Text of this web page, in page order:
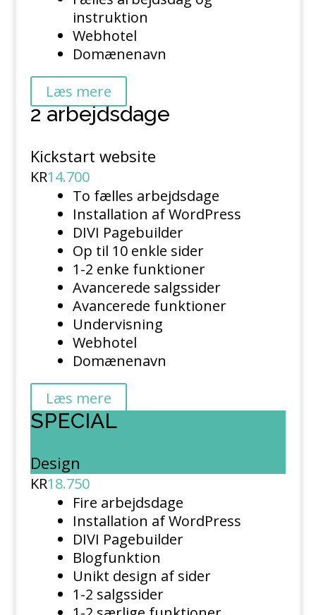
instruktion
Webhotel
Domænenavn
Læs mere
2 arbejdsdage
Kickstart website
KR14.700
To fælles arbejdsdage
Installation af WordPress
DIVI Pagebuilder
Op til 10 enkle sider
1-2 enke funktioner
Avancerede salgssider
Avancerede funktioner
Undervisning
Webhotel
Domænenavn
Læs mere
SPECIAL
Design
KR18.750
Fire arbejdsdage
Installation af WordPress
DIVI Pagebuilder
Blogfunktion
Unikt design af sider
1-2 salgssider